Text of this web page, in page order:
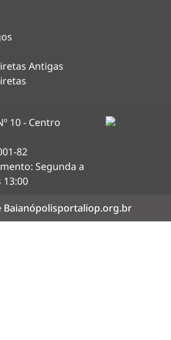
Antigas
10 - Centro
82
Segunda a
13:00
Baianópolisportaliop.org.br